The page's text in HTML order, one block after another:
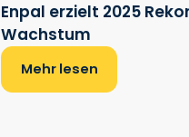
Enpal erzielt 2025
Wachstum
Mehr lesen